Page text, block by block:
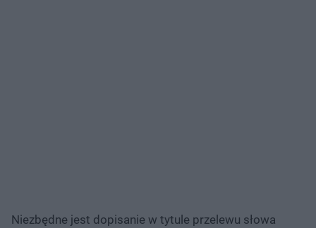
Niezbędne jest dopisanie w tytule przelewu słowa